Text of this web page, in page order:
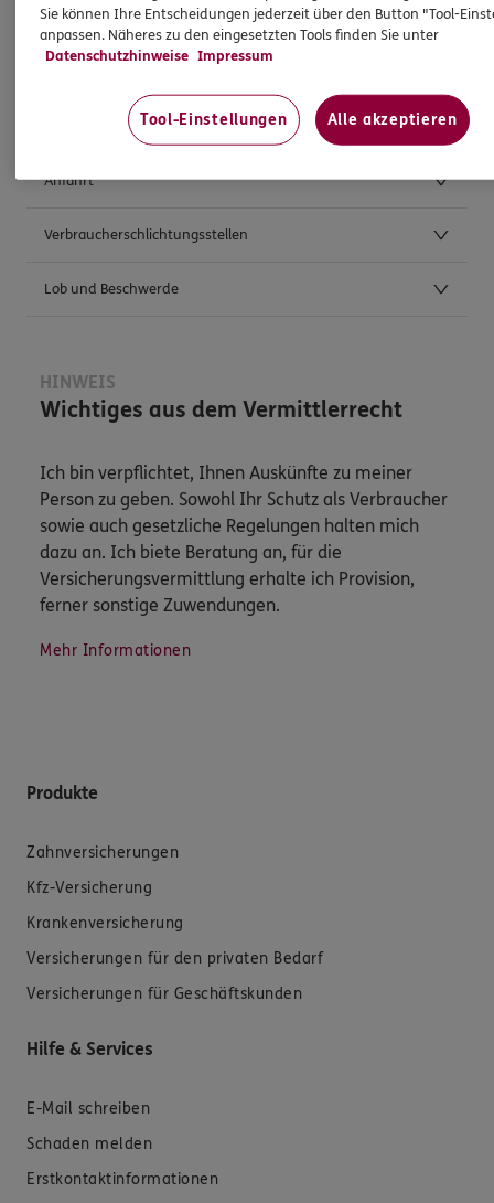
Weitere Kontaktmöglichkeiten
Postanschrift
Anfahrt
Verbraucherschlichtungsstellen
Lob und Beschwerde
HINWEIS
Wichtiges aus dem Vermittlerrecht
Ich bin verpflichtet, Ihnen Auskünfte zu meiner
Person zu geben. Sowohl Ihr Schutz als Verbraucher
sowie auch gesetzliche Regelungen halten mich
dazu an. Ich biete Beratung an, für die
Versicherungsvermittlung erhalte ich Provision,
ferner sonstige Zuwendungen.
Mehr Informationen
Produkte
Zahnversicherungen
Kfz-Versicherung
Krankenversicherung
Versicherungen für den privaten Bedarf
Versicherungen für Geschäftskunden
Hilfe & Services
E-Mail schreiben
Schaden melden
Erstkontaktinformationen
Sie können Ihre Entscheidungen jederzeit über den Button "Tool-
anpassen. Näheres zu den eingesetzten Tools finden Sie unter
Datenschutzhinweise Impressum
Tool-Einstellungen Alle akzeptieren